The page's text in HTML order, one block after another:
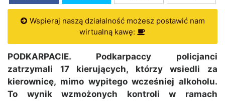
Wspieraj naszą działalność możesz postawić nam
wirtualną kawę:
PODKARPACIE. Podkarpaccy policjanci
zatrzymali 17 kierujących, którzy wsiedli za
kierownicę, mimo wypitego wcześniej alkoholu.
To wynik wzmożonych kontroli w ramach